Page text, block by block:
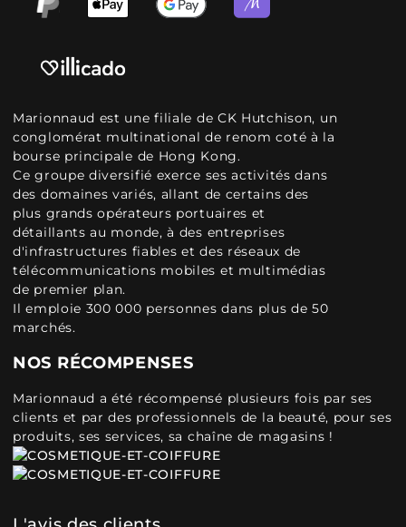
Marionnaud est une filiale de CK Hutchison, un
conglomérat multinational de renom coté à la
bourse principale de Hong Kong.
Ce groupe diversifié exerce ses activités dans
des domaines variés, allant de certains des
plus grands opérateurs portuaires et
détaillants au monde, à des entreprises
d'infrastructures fiables et des réseaux de
télécommunications mobiles et multimédias
de premier plan.
Il emploie 300 000 personnes dans plus de 50
marchés.
NOS RÉCOMPENSES
Marionnaud a été récompensé plusieurs fois par ses
clients et par des professionnels de la beauté, pour ses
produits, ses services, sa chaîne de magasins !